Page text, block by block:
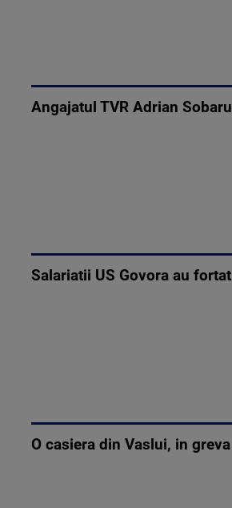
Angajatul TVR Adrian
Salariatii US Govora au
O casiera din Vaslui, in